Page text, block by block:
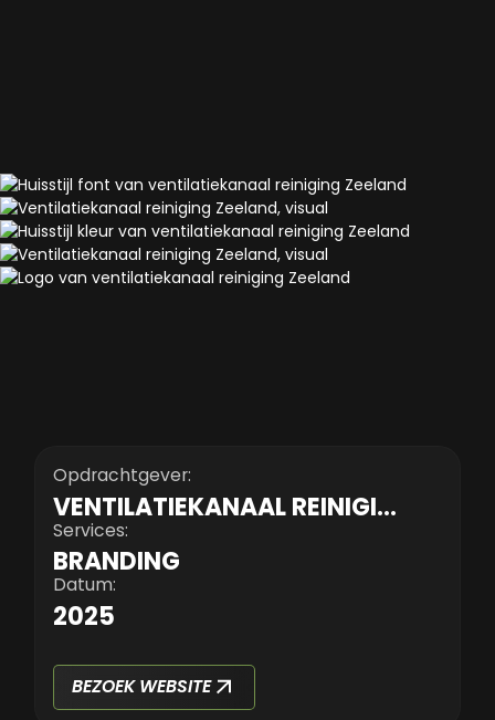
Opdrachtgever:
VENTILATIEKANAAL REINIGING ZEELAND
Services:
BRANDING
Datum:
2025
BEZOEK WEBSITE